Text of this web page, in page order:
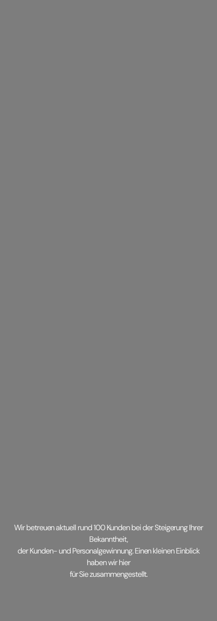
Wir betreuen aktuell rund 100 Kunden bei der Steigerung Ihrer
Bekanntheit,
der Kunden- und Personalgewinnung. Einen kleinen Einblick
haben wir hier
für Sie zusammengestellt.